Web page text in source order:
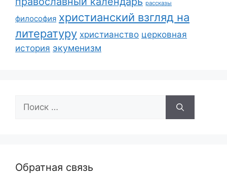
рассказы
философия христианский взгляд на
литературу христианство церковная
история экуменизм
Поиск:
Обратная связь